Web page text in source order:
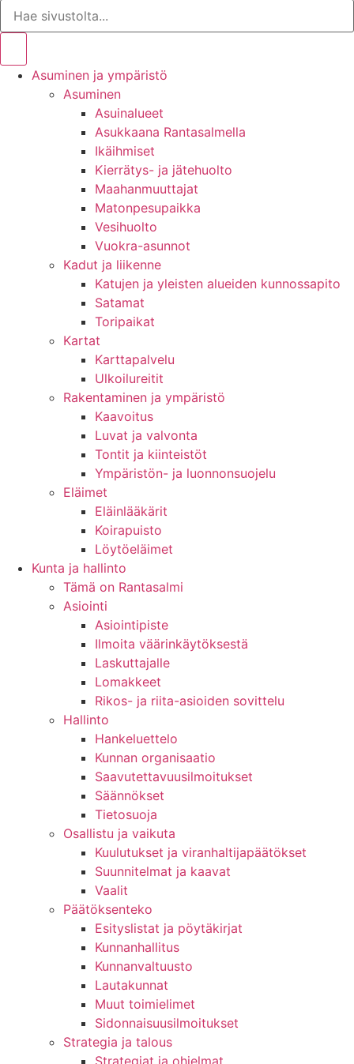
Asuminen ja ympäristö
Asuminen
Asuinalueet
Asukkaana Rantasalmella
Ikäihmiset
Kierrätys- ja jätehuolto
Maahanmuuttajat
Matonpesupaikka
Vesihuolto
Vuokra-asunnot
Kadut ja liikenne
Katujen ja yleisten alueiden kunnossapito
Satamat
Toripaikat
Kartat
Karttapalvelu
Ulkoilureitit
Rakentaminen ja ympäristö
Kaavoitus
Luvat ja valvonta
Tontit ja kiinteistöt
Ympäristön- ja luonnonsuojelu
Eläimet
Eläinlääkärit
Koirapuisto
Löytöeläimet
Kunta ja hallinto
Tämä on Rantasalmi
Asiointi
Asiointipiste
Ilmoita väärinkäytöksestä
Laskuttajalle
Lomakkeet
Rikos- ja riita-asioiden sovittelu
Hallinto
Hankeluettelo
Kunnan organisaatio
Saavutettavuusilmoitukset
Säännökset
Tietosuoja
Osallistu ja vaikuta
Kuulutukset ja viranhaltijapäätökset
Suunnitelmat ja kaavat
Vaalit
Päätöksenteko
Esityslistat ja pöytäkirjat
Kunnanhallitus
Kunnanvaltuusto
Lautakunnat
Muut toimielimet
Sidonnaisuusilmoitukset
Strategia ja talous
Strategiat ja ohjelmat